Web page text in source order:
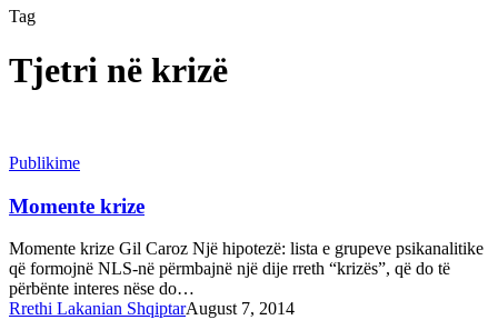
Tag
Tjetri në krizë
Publikime
Momente krize
Momente krize Gil Caroz Një hipotezë: lista e grupeve psikanalitike
që formojnë NLS-në përmbajnë një dije rreth “krizës”, që do të
përbënte interes nëse do…
Rrethi Lakanian ShqiptarAugust 7, 2014